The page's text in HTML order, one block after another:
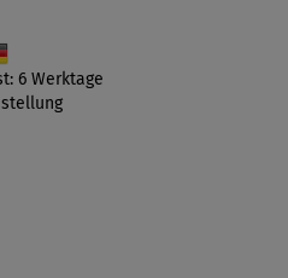
6 Werktage